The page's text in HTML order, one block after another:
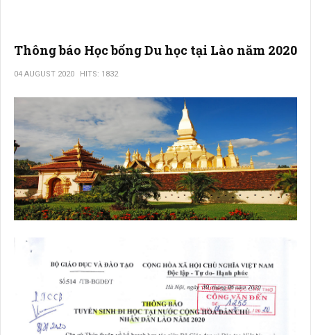
Thông báo Học bổng Du học tại Lào năm 2020
04 AUGUST 2020 HITS: 1832